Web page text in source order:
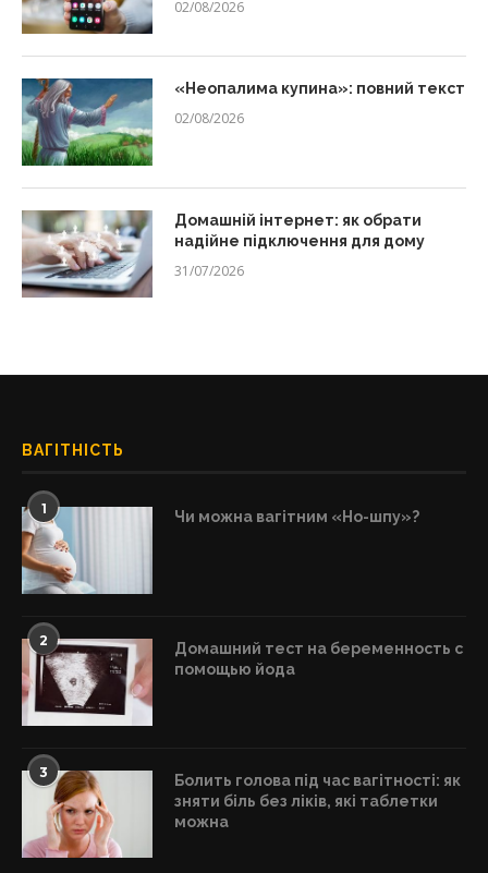
02/08/2026
«Неопалима купина»: повний текст
02/08/2026
Домашній інтернет: як обрати
надійне підключення для дому
31/07/2026
ВАГІТНІСТЬ
1 Чи можна вагітним «Но-шпу»?
2
Домашний тест на беременность с
помощью йода
3
Болить голова під час вагітності: як
зняти біль без ліків, які таблетки
можна